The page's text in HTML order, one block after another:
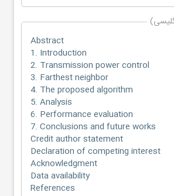
Abstract
1. Introduction
2. Transmission power control
3. Farthest neighbor
4. The proposed algorithm
5. Analysis
6. Performance evaluation
7. Conclusions and future works
Credit author statement
Declaration of competing interest
Acknowledgment
Data availability
References